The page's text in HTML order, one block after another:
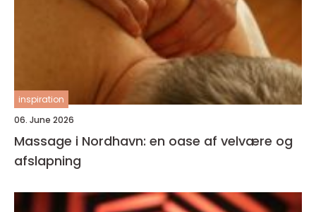
inspiration
06. June 2026
Massage i Nordhavn: en oase af velvære og
afslapning